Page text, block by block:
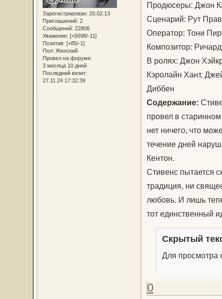
Зарегистрирован: 20.02.13
Приглашений: 2
Сообщений: 22806
Уважение: [+5698/-11]
Позитив: [+85/-1]
Пол: Женский
Провел на форуме:
3 месяца 10 дней
Последний визит:
27.11.24 17:32:39
Продюсеры: Джон
Сценарий: Рут
Оператор: Тони
Композитор:
В ролях: Джон
Кэролайн Хант,
Диббен
Содержание:
провел в
нет ничего, что
течение дней
Кентон.
Стивенс пытается
традиция, ни
любовь. И лишь
тот единственный
Скрытый
Для просмотра
0